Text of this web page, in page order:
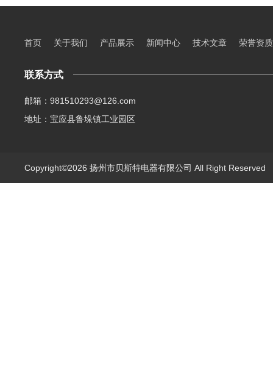
首页 关于我们 产品展示 新闻中心 技术文章 荣誉资质
联系方式
邮箱：981510293@126.com
地址：宝应县鲁垛镇工业园区
Copyright©2026 扬州市贝斯特电器有限公司 All Right